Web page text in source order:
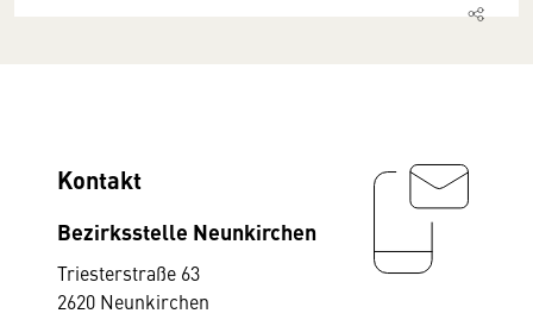
Kontakt
Bezirksstelle Neunkirchen
Triesterstraße 63
2620 Neunkirchen